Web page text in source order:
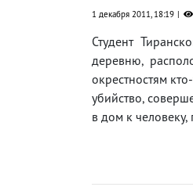
1 декабря 2011, 18:19
Студент
деревню,
окрестностям
убийство,
в дом к